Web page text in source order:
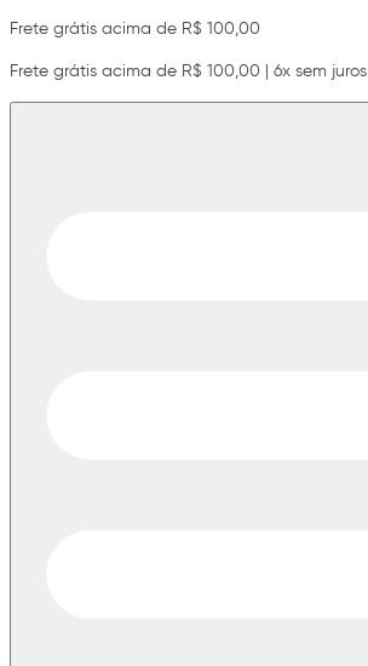
Frete grátis acima de R$ 100,00
Frete grátis acima de R$ 100,00 | 6x sem juros